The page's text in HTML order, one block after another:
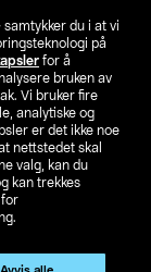
samtykker du i at vi
på
for å
bruken av
Vi bruker fire
analytiske og
er det ikke noe
nettstedet skal
valg, kan du
kan trekkes
for